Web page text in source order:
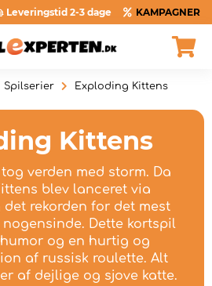
Leveringstid 2-3 dage KAMPAGNER
Spilserier Exploding Kittens
Kittens
verden med storm. Da
blev lanceret via
det rekorden for det mest
Dette kortspil
og en hurtig og
af russisk roulette. Alt
af dejlige og sjove katte.